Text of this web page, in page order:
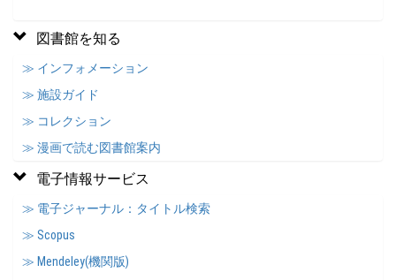
図書館を知る
≫ インフォメーション
≫ 施設ガイド
≫ コレクション
≫ 漫画で読む図書館案内
電子情報サービス
≫ 電子ジャーナル：タイトル検索
≫ Scopus
≫ Mendeley(機関版)